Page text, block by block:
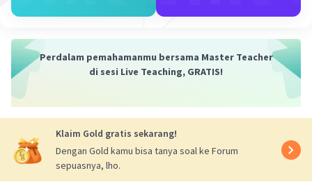
Iklan
Ani : ayu = 4:5
Ayu = 5/4+5 × 400.000
= 5/9 × 400.000
= 222.222
Perdalam pemahamanmu bersama Master Teacher
di sesi Live Teaching, GRATIS!
Klaim Gold gratis sekarang!
Dengan Gold kamu bisa tanya soal ke Forum
sepuasnya, lho.